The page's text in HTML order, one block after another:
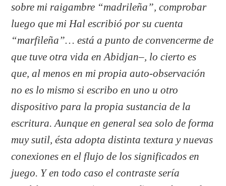
sobre mi raigambre “madrileña”, comprobar
luego que mi Hal escribió por su cuenta
“marfileña”… está a punto de convencerme de
que tuve otra vida en Abidjan–, lo cierto es
que, al menos en mi propia auto-observación
no es lo mismo si escribo en uno u otro
dispositivo para la propia sustancia de la
escritura. Aunque en general sea solo de forma
muy sutil, ésta adopta distinta textura y nuevas
conexiones en el flujo de los significados en
juego. Y en todo caso el contraste sería